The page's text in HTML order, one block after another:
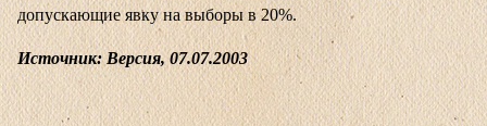
допускающие явку на выборы в 20%.
Источник: Версия, 07.07.2003